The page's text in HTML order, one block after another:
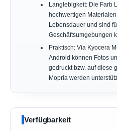
Langlebigkeit: Die Farb
hochwertigen
Lebensdauer und sind
Geschäftsumgebungen
Praktisch: Via Kyocera
Android können Fotos
gedruckt bzw. auf diese
Mopria werden
Verfügbarkeit